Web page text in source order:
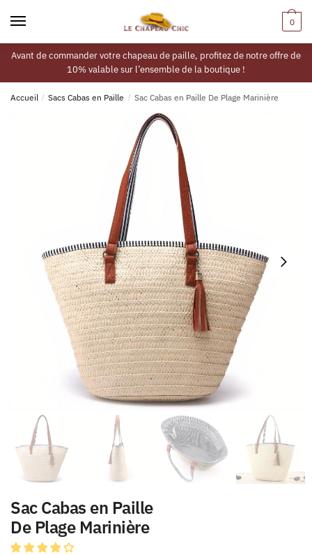
0
Avant de commander votre chapeau de paille, profitez de notre offre de
10% valable sur l’ensemble de la boutique !
Accueil / Sacs Cabas en Paille / Sac Cabas en Paille De Plage Marinière
Sac Cabas en Paille
De Plage Marinière